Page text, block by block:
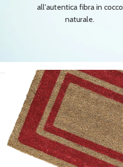
all'autentica fibra in cocco
naturale.